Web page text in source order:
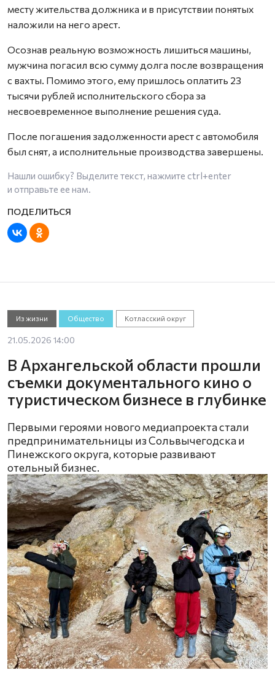
месту жительства должника и в присутствии понятых
наложили на него арест.
Осознав реальную возможность лишиться машины,
мужчина погасил всю сумму долга после возвращения
с вахты. Помимо этого, ему пришлось оплатить 23
тысячи рублей исполнительского сбора за
несвоевременное выполнение решения суда.
После погашения задолженности арест с автомобиля
был снят, а исполнительные производства завершены.
Нашли ошибку? Выделите текст, нажмите ctrl+enter
и отправьте ее нам.
Из жизни Общество Котласский округ
21.05.2026 14:00
В Архангельской области прошли
съемки документального кино о
туристическом бизнесе в глубинке
Первыми героями нового медиапроекта стали
предпринимательницы из Сольвычегодска и
Пинежского округа, которые развивают
отельный бизнес.